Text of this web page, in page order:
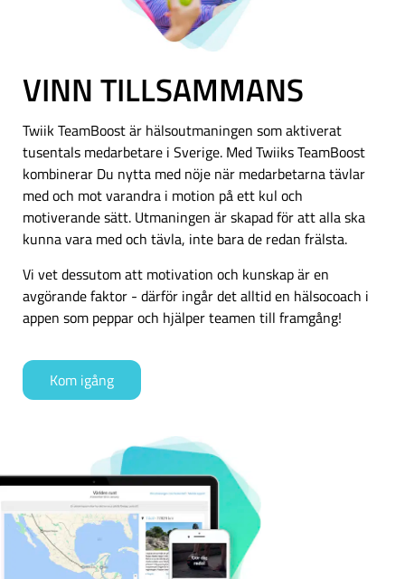
VINN TILLSAMMANS
Twiik TeamBoost är hälsoutmaningen som aktiverat
tusentals medarbetare i Sverige. Med Twiiks TeamBoost
kombinerar Du nytta med nöje när medarbetarna tävlar
med och mot varandra i motion på ett kul och
motiverande sätt. Utmaningen är skapad för att alla ska
kunna vara med och tävla, inte bara de redan frälsta.
Vi vet dessutom att motivation och kunskap är en
avgörande faktor - därför ingår det alltid en hälsocoach i
appen som peppar och hjälper teamen till framgång!
Kom igång